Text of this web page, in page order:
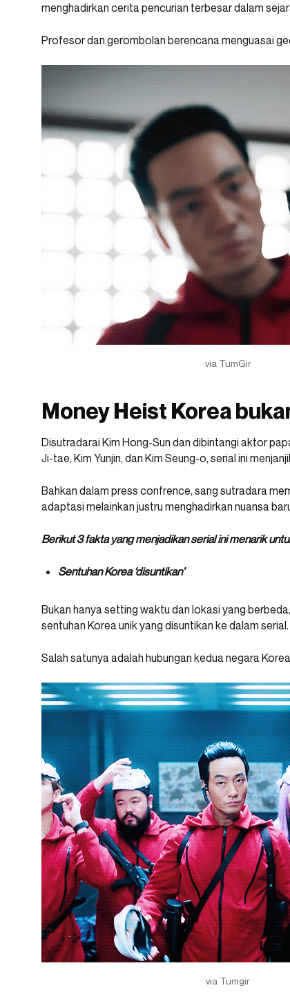
menghadirkan cerita pencurian terbesar dalam
Profesor dan gerombolan berencana menguasai
via TumGir
Money Heist Korea
Disutradarai Kim Hong-Sun dan dibintangi aktor
Ji-tae, Kim Yunjin, dan Kim Seung-o, serial ini
Bahkan dalam press confrence, sang sutradara
adaptasi melainkan justru menghadirkan nuansa
Berikut 3 fakta yang menjadikan serial ini menarik
SentuhanKorea ‘disuntikan’
Bukan hanya setting waktu dan lokasi yang
sentuhan Korea unik yang disuntikan ke dalam serial.
Salah satunya adalah hubungan kedua negara
via Tumgir